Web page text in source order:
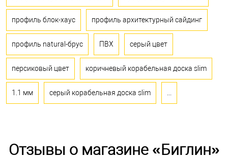
профиль блок-хаус профиль архитектурный сайдинг
профиль natural-брус ПВХ серый цвет
персиковый цвет коричневый корабельная доска slim
1.1 мм серый корабельная доска slim
Отзывы о магазине «Биглин»